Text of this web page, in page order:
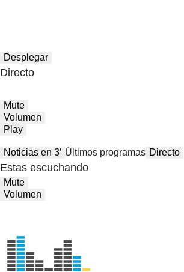
Desplegar
Directo
Mute
Volumen
Play
Noticias en 3′ Últimos programas Directo
Estas escuchando
Mute
Volumen